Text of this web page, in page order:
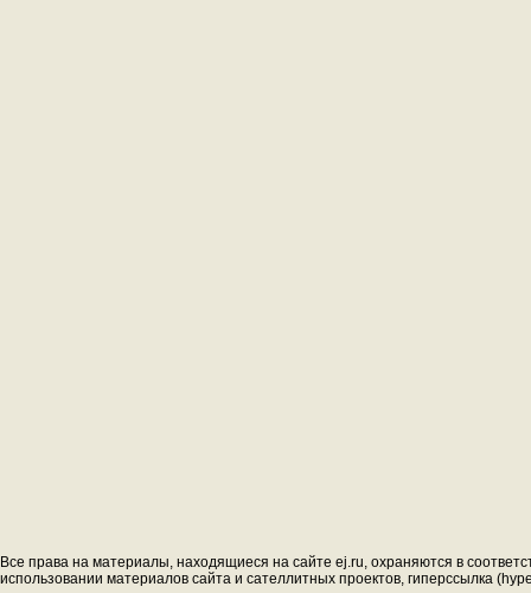
Все права на материалы, находящиеся на сайте ej.ru, охраняются в
использовании материалов сайта и сателлитных проектов, гиперссылка